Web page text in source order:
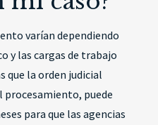
varían dependiendo
y las cargas de trabajo
que la orden judicial
procesamiento, puede
para que las agencias